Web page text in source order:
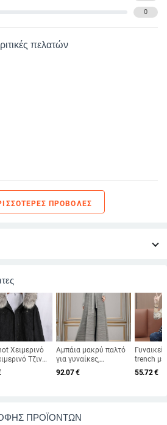
0
πελατών
ΠΡΟΒΟΛΈΣ
Χειμερινό
Τζιν
με Πλούσιο
Χαλαρό
Μόδα
Αμπάια μακρύ παλτό
για γυναίκες,
πολυεστέρας, άνετη
γραμμή, γιακά με
92.07€
trench
μεσαίου
καρό
55.72€
ΠΡΟΪΟΝΤΩΝ